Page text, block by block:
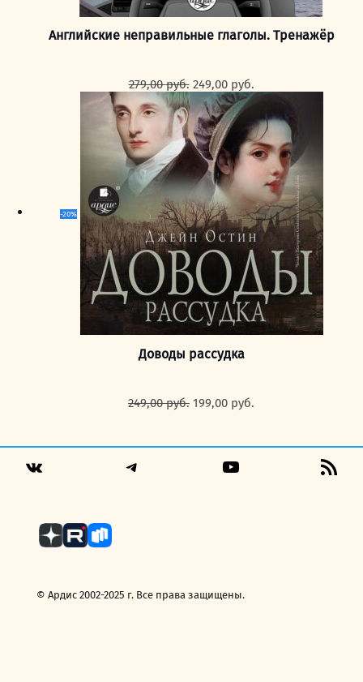
Английские неправильные глаголы. Тренажёр
279,00руб. Первоначальная
цена
составляла
279,00 руб..
249,00 руб.
цена:
-20%
Доводы рассудка
249,00руб. Первоначальная
249,00 руб..
199,00 руб.
© Ардис 2002-2025 г. Все права защищены.